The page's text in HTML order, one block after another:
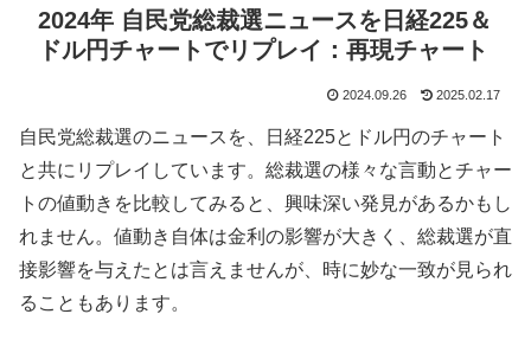
2024年 自民党総裁選ニュースを日経225＆
ドル円チャートでリプレイ：再現チャート
2024.09.26 2025.02.17
自民党総裁選のニュースを、日経225とドル円のチャート
と共にリプレイしています。総裁選の様々な言動とチャー
トの値動きを比較してみると、興味深い発見があるかもし
れません。値動き自体は金利の影響が大きく、総裁選が直
接影響を与えたとは言えませんが、時に妙な一致が見られ
ることもあります。